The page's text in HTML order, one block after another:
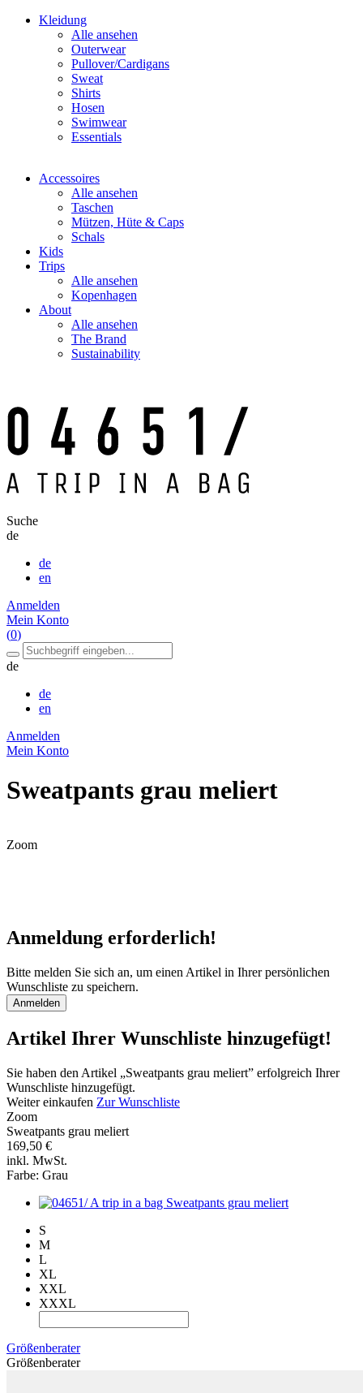
Kleidung
Alle ansehen
Outerwear
Pullover/Cardigans
Sweat
Shirts
Hosen
Swimwear
Essentials
Accessoires
Alle ansehen
Taschen
Mützen, Hüte & Caps
Schals
Kids
Trips
Alle ansehen
Kopenhagen
About
Alle ansehen
The Brand
Sustainability
Suche
de
de
en
Anmelden
Mein Konto
(0)
de
de
en
Anmelden
Mein Konto
Sweatpants grau meliert
Zoom
Anmeldung erforderlich!
Bitte melden Sie sich an, um einen Artikel in Ihrer persönlichen
Wunschliste zu speichern.
Anmelden
Artikel Ihrer Wunschliste hinzugefügt!
Sie haben den Artikel „Sweatpants grau meliert” erfolgreich Ihrer
Wunschliste hinzugefügt.
Weiter einkaufen Zur Wunschliste
Zoom
Sweatpants grau meliert
169,50 €
inkl. MwSt.
Farbe: Grau
S
M
L
XL
XXL
XXXL
Größenberater
Größenberater